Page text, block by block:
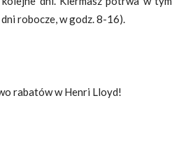
robocze, w godz. 8-16).
rabatów w Henri Lloyd!